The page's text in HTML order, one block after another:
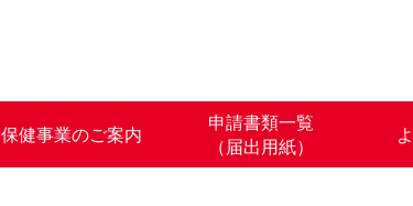
保健事業のご案内
申請書類一覧
（届出用紙）